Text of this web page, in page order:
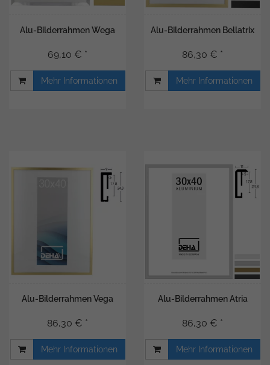
Alu-Bilderrahmen Wega
69,10 € *
Mehr Informationen
Alu-Bilderrahmen Bellatrix
86,30 € *
Mehr Informationen
Alu-Bilderrahmen Vega
86,30 € *
Mehr Informationen
Alu-Bilderrahmen Atria
86,30 € *
Mehr Informationen